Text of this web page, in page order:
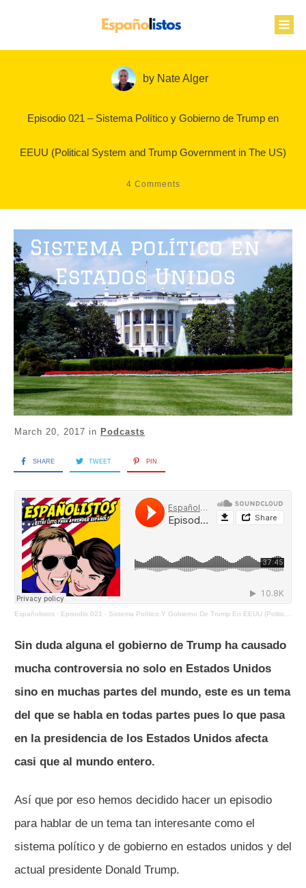
by Nate Alger
Episodio 021 – Sistema Político y Gobierno de Trump en
EEUU (Political System and Trump Government in The US)
4 Comments
March 20, 2017 in Podcasts
SHARE TWEET PIN
Españolistos · Episodio 021 - Sistema Político Y Gobierno De Trump En EEUU (Political System & Trump Govt.)
Sin duda alguna el gobierno de Trump ha causado
mucha controversia no solo en Estados Unidos
sino en muchas partes del mundo, este es un tema
del que se habla en todas partes pues lo que pasa
en la presidencia de los Estados Unidos afecta
casi que al mundo entero.
Así que por eso hemos decidido hacer un episodio
para hablar de un tema tan interesante como el
sistema político y de gobierno en estados unidos y del
actual presidente Donald Trump.